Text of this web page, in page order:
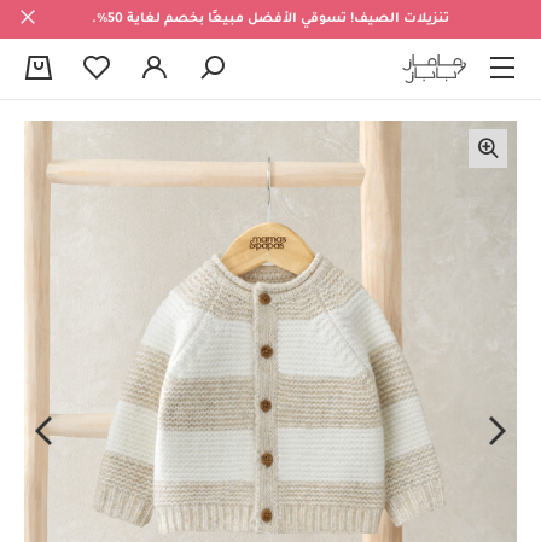
تنزيلات الصيف! تسوقي الأفضل مبيعًا بخصم لغاية 50%.